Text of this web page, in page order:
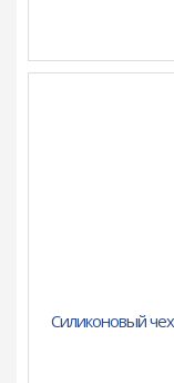
Силиконовый